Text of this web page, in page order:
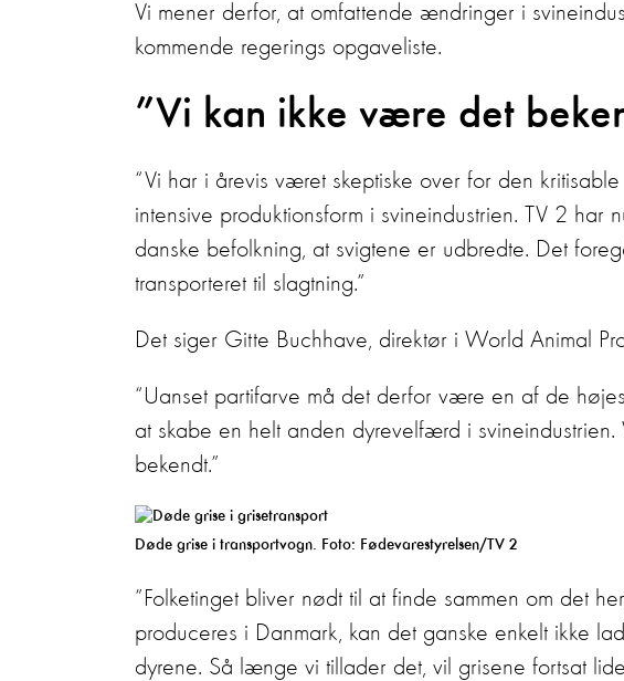
Vi mener derfor, at omfattende ændringer i
kommende regerings opgaveliste.
”Vi kan ikke være det
“Vi har i årevis været skeptiske over for den
intensive produktionsform i svineindustrien. TV 2 har
danske befolkning, at svigtene er udbredte. Det
transporteret til slagtning.”
Det siger Gitte Buchhave, direktør i World Animal
“Uanset partifarve må det derfor være en af de
at skabe en helt anden dyrevelfærd i
bekendt.”
Døde grise i transportvogn. Foto: Fødevarestyrelsen/TV 2
”Folketinget bliver nødt til at finde sammen om det
produceres i Danmark, kan det ganske enkelt ikke
dyrene. Så længe vi tillader det, vil grisene fortsat